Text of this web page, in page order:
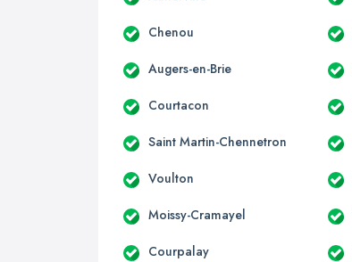
Chenou
Augers-en-Brie
Courtacon
Saint Martin-Chennetron
Voulton
Moissy-Cramayel
Courpalay